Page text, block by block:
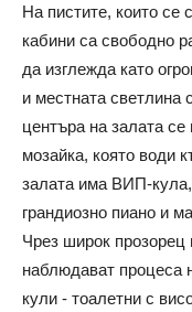
На пистите, които се
кабини са свободно
да изглежда като
и местната светлина
центъра на залата
мозайка, която води
залата има ВИП-кула,
грандиозно пиано и
Чрез широк прозорец
наблюдават процеса
кули - тоалетни с